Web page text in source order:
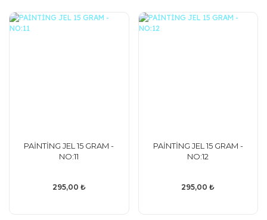
PAİNTİNG JEL 15 GRAM -
NO:11
295,00 ₺
PAİNTİNG JEL 15 GRAM -
NO:12
295,00 ₺